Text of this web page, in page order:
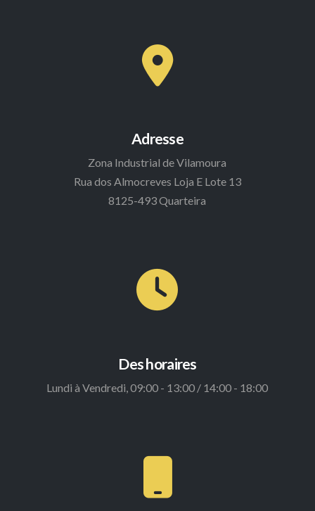
Adresse
Zona Industrial de Vilamoura
Rua dos Almocreves Loja E Lote 13
8125-493 Quarteira
Des horaires
Lundi à Vendredi, 09:00 - 13:00 / 14:00 - 18:00